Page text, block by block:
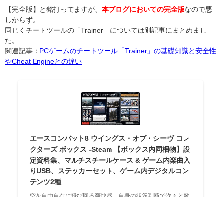
【完全版】と銘打ってますが、 本ブログにおいての完全版なので悪
しからず。
同じくチートツールの「Trainer」については別記事にまとめまし
た。
関連記事： PCゲームのチートツール「Trainer」の基礎知識と安全性
やCheat Engineとの違い
エースコンバット8 ウイングス・オブ・シーヴ コレ
クターズ ボックス -Steam 【ボックス内同梱物】設
定資料集、マルチスチールケース & ゲーム内楽曲入
りUSB、ステッカーセット、ゲーム内デジタルコン
テンツ2種
空を自由自在に飛び回る爽快感、自身の状況判断で次々と敵